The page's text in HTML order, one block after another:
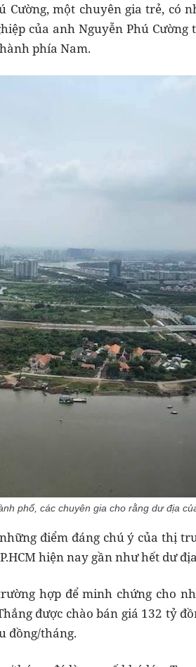
Cường, một chuyên gia trẻ, có
của anh Nguyễn Phú
phía Nam.
phố, các chuyên gia cho rằng dư địa
điểm đáng chú ý của thị
hiện nay gần như hết dư
hợp để minh chứng cho
được chào bán giá 132 tỷ
đồng/tháng.